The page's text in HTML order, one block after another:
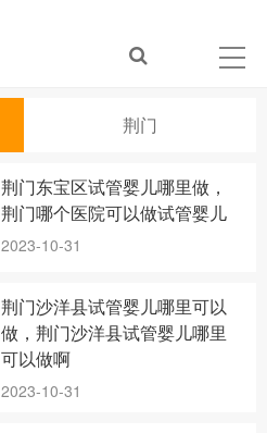
荆门
荆门东宝区试管婴儿哪里做，
荆门哪个医院可以做试管婴儿
2023-10-31
荆门沙洋县试管婴儿哪里可以
做，荆门沙洋县试管婴儿哪里
可以做啊
2023-10-31